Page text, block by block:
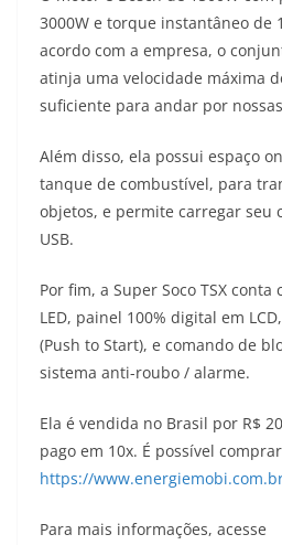
3000W e torque instantâneo de
acordo com a empresa, o
atinja uma velocidade máxima
suficiente para andar por
Além disso, ela possui espaço
tanque de combustível, para
objetos, e permite carregar seu
USB.
Por fim, a Super Soco TSX
LED, painel 100% digital em
(Push to Start), e comando de
sistema anti-roubo / alarme.
Ela é vendida no Brasil por R$
pago em 10x. É possível
https://
Para mais informações, acesse